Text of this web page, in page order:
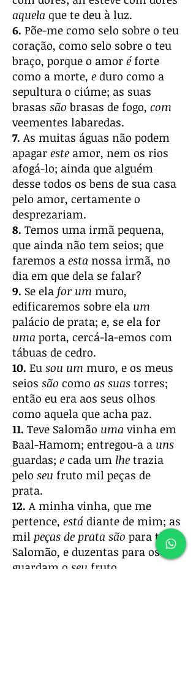
aquela que te deu à luz.
6. Põe-me como selo sobre o teu
coração, como selo sobre o teu
braço, porque o amor éforte
como a morte, e duro como a
sepultura o ciúme; as suas
brasas são brasas de fogo, com
veementes labaredas.
7. As muitas águas não podem
apagar este amor, nem os rios
afogá-lo; ainda que alguém
desse todos os bens de sua casa
pelo amor, certamente o
desprezariam.
8. Temos uma irmã pequena,
que ainda não tem seios; que
faremos a esta nossa irmã, no
dia em que dela se falar?
9. Se ela for um muro,
edificaremos sobre ela um
palácio de prata; e, se ela for
uma porta, cercá-la-emos com
tábuas de cedro.
10. Eu sou um muro, e os meus
seios são como as suas torres;
então eu era aos seus olhos
como aquela que acha paz.
11. Teve Salomão uma vinha em
Baal-Hamom; entregou-a a uns
guardas; e cada um lhe trazia
pelo seu fruto mil peças de
prata.
12. A minha vinha, que me
pertence, está diante de mim; as
mil peças de prata são para ti, ó
Salomão, e duzentas para os que
guardam o seu fruto.